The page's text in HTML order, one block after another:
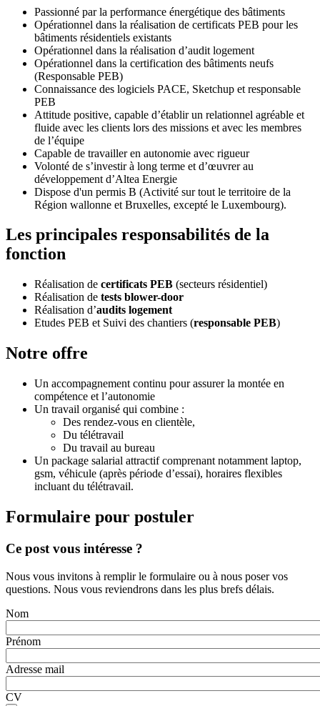
Passionné par la performance énergétique des bâtiments
Opérationnel dans la réalisation de certificats PEB pour les
bâtiments résidentiels existants
Opérationnel dans la réalisation d’audit logement
Opérationnel dans la certification des bâtiments neufs
(Responsable PEB)
Connaissance des logiciels PACE, Sketchup et responsable
PEB
Attitude positive, capable d’établir un relationnel agréable et
fluide avec les clients lors des missions et avec les membres
de l’équipe
Capable de travailler en autonomie avec rigueur
Volonté de s’investir à long terme et d’œuvrer au
développement d’Altea Energie
Dispose d'un permis B (Activité sur tout le territoire de la
Région wallonne et Bruxelles, excepté le Luxembourg).
Les principales responsabilités de la
fonction
Réalisation de certificats PEB (secteurs résidentiel)
Réalisation de tests blower-door
Réalisation d’audits logement
Etudes PEB et Suivi des chantiers (responsable PEB)
Notre offre
Un accompagnement continu pour assurer la montée en
compétence et l’autonomie
Un travail organisé qui combine :
Des rendez-vous en clientèle,
Du télétravail
Du travail au bureau
Un package salarial attractif comprenant notamment laptop,
gsm, véhicule (après période d’essai), horaires flexibles
incluant du télétravail.
Formulaire pour postuler
Ce post vous intéresse ?
Nous vous invitons à remplir le formulaire ou à nous poser vos
questions. Nous vous reviendrons dans les plus brefs délais.
Nom
Prénom
Adresse mail
CV